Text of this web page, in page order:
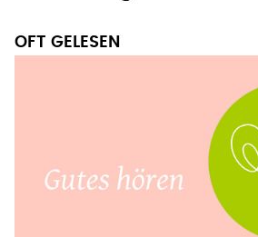
OFT GELESEN